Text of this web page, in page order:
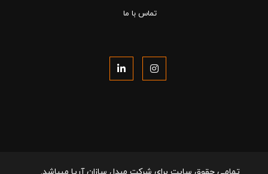
تماس با ما